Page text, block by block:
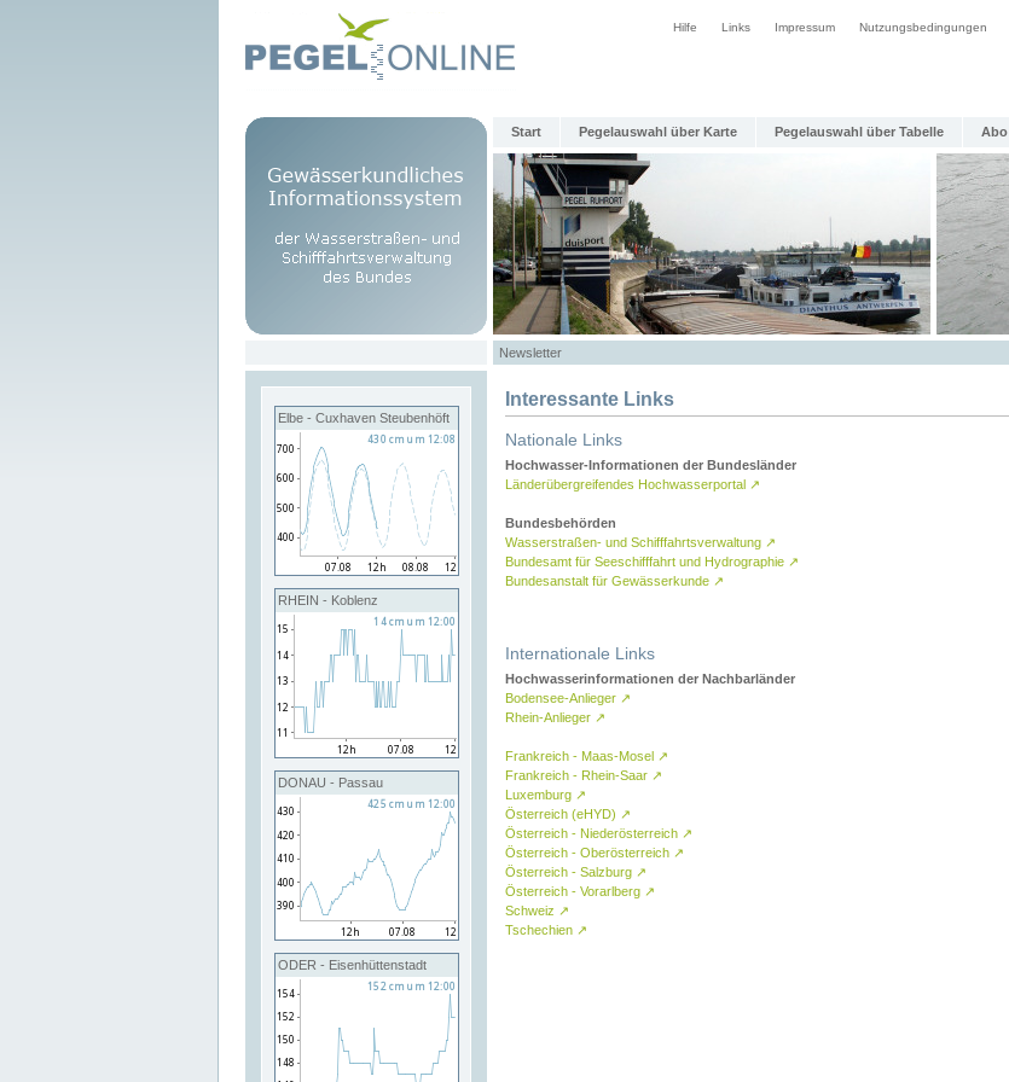
Hilfe Links Impressum Nutzungsbedingungen
Start Pegelauswahl über Karte Pegelauswahl über Tabelle Abo
Newsletter
Elbe - Cuxhaven Steubenhöft
RHEIN - Koblenz
DONAU - Passau
ODER - Eisenhüttenstadt
Interessante Links
Nationale Links
Hochwasser-Informationen der Bundesländer
Länderübergreifendes Hochwasserportal ↗
Bundesbehörden
Wasserstraßen- und Schifffahrtsverwaltung ↗
Bundesamt für Seeschifffahrt und Hydrographie ↗
Bundesanstalt für Gewässerkunde ↗
Internationale Links
Hochwasserinformationen der Nachbarländer
Bodensee-Anlieger ↗
Rhein-Anlieger ↗
Frankreich - Maas-Mosel ↗
Frankreich - Rhein-Saar ↗
Luxemburg ↗
Österreich (eHYD) ↗
Österreich - Niederösterreich ↗
Österreich - Oberösterreich ↗
Österreich - Salzburg ↗
Österreich - Vorarlberg ↗
Schweiz ↗
Tschechien ↗